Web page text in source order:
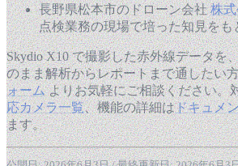
長野県松本市のドローン会社株
点検業務の現場で培った知見をも
Skydio X10 で撮影した赤外線データを
のまま解析からレポートまで通したい
ォームよりお気軽にご相談ください。
応カメラ一覧、機能の詳細はドキュメ
ます。